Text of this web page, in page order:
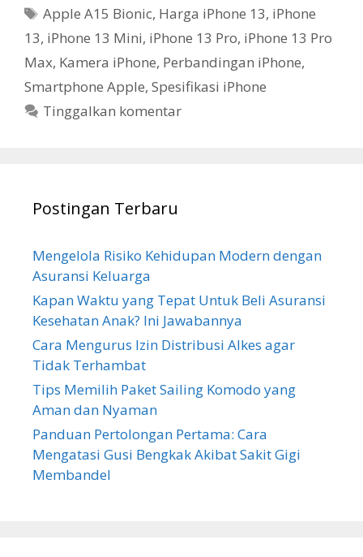
Tag
Apple A15 Bionic, Harga iPhone 13, iPhone
13, iPhone 13 Mini, iPhone 13 Pro, iPhone 13 Pro
Max, Kamera iPhone, Perbandingan iPhone,
Smartphone Apple, Spesifikasi iPhone
Tinggalkan komentar
Postingan Terbaru
Mengelola Risiko Kehidupan Modern dengan
Asuransi Keluarga
Kapan Waktu yang Tepat Untuk Beli Asuransi
Kesehatan Anak? Ini Jawabannya
Cara Mengurus Izin Distribusi Alkes agar
Tidak Terhambat
Tips Memilih Paket Sailing Komodo yang
Aman dan Nyaman
Panduan Pertolongan Pertama: Cara
Mengatasi Gusi Bengkak Akibat Sakit Gigi
Membandel